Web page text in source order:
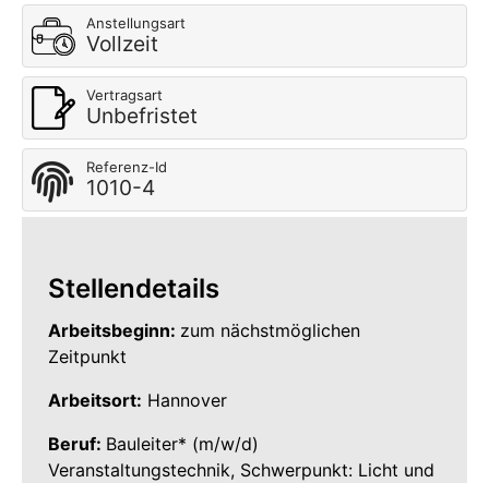
Anstellungsart
Vollzeit
Vertragsart
Unbefristet
Referenz-Id
1010-4
Stellendetails
Arbeitsbeginn: zum nächstmöglichen
Zeitpunkt
Arbeitsort: Hannover
Beruf: Bauleiter* (m/w/d)
Veranstaltungstechnik, Schwerpunkt: Licht und